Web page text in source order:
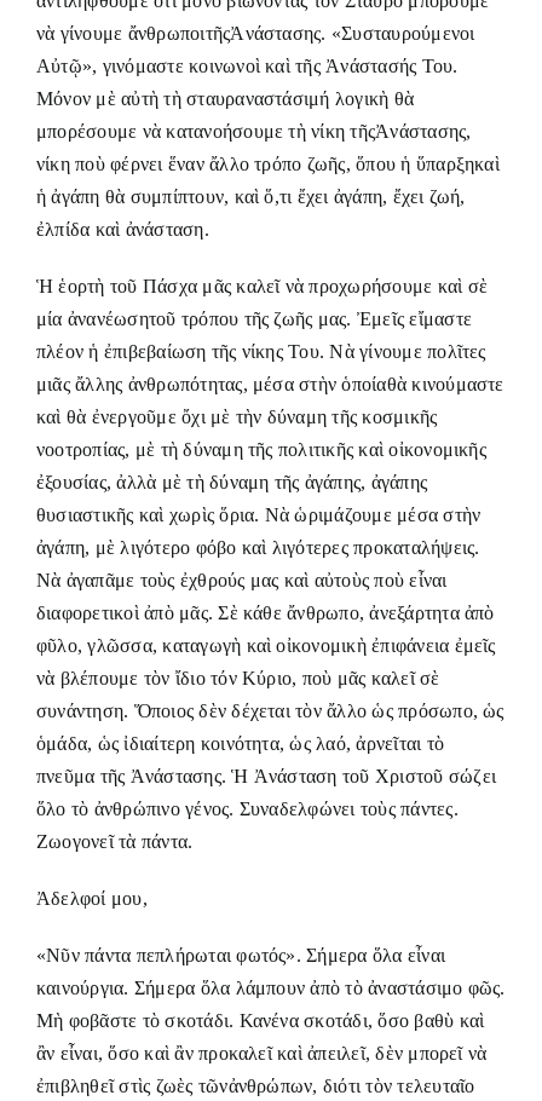
νὰ γίνουμε ἄνθρωποιτῆςἈνάστασης. «Συσταυρούμενοι
Αὐτῷ», γινόμαστε κοινωνοὶ καὶ τῆς Ἀνάστασής Του.
Μόνον μὲ αὐτὴ τὴ σταυραναστάσιμή λογικὴ θὰ
μπορέσουμε νὰ κατανοήσουμε τὴ νίκη τῆςἈνάστασης,
νίκη ποὺ φέρνει ἕναν ἄλλο τρόπο ζωῆς, ὅπου ἡ ὕπαρξηκαὶ
ἡ ἀγάπη θὰ συμπίπτουν, καὶ ὅ,τι ἔχει ἀγάπη, ἔχει ζωή,
ἐλπίδα καὶ ἀνάσταση.
Ἡ ἑορτὴ τοῦ Πάσχα μᾶς καλεῖ νὰ προχωρήσουμε καὶ σὲ
μία ἀνανέωσητοῦ τρόπου τῆς ζωῆς μας. Ἐμεῖς εἴμαστε
πλέον ἡ ἐπιβεβαίωση τῆς νίκης Του. Νὰ γίνουμε πολῖτες
μιᾶς ἄλλης ἀνθρωπότητας, μέσα στὴν ὁποίαθὰ κινούμαστε
καὶ θὰ ἐνεργοῦμε ὄχι μὲ τὴν δύναμη τῆς κοσμικῆς
νοοτροπίας, μὲ τὴ δύναμη τῆς πολιτικῆς καὶ οἰκονομικῆς
ἐξουσίας, ἀλλὰ μὲ τὴ δύναμη τῆς ἀγάπης, ἀγάπης
θυσιαστικῆς καὶ χωρὶς ὅρια. Νὰ ὡριμάζουμε μέσα στὴν
ἀγάπη, μὲ λιγότερο φόβο καὶ λιγότερες προκαταλήψεις.
Νὰ ἀγαπᾶμε τοὺς ἐχθρούς μας καὶ αὐτοὺς ποὺ εἶναι
διαφορετικοὶ ἀπὸ μᾶς. Σὲ κάθε ἄνθρωπο, ἀνεξάρτητα ἀπὸ
φῦλο, γλῶσσα, καταγωγὴ καὶ οἰκονομικὴ ἐπιφάνεια ἐμεῖς
νὰ βλέπουμε τὸν ἴδιο τόν Κύριο, ποὺ μᾶς καλεῖ σὲ
συνάντηση. Ὅποιος δὲν δέχεται τὸν ἄλλο ὡς πρόσωπο, ὡς
ὁμάδα, ὡς ἰδιαίτερη κοινότητα, ὡς λαό, ἀρνεῖται τὸ
πνεῦμα τῆς Ἀνάστασης. Ἡ Ἀνάσταση τοῦ Χριστοῦ σώζει
ὅλο τὸ ἀνθρώπινο γένος. Συναδελφώνει τοὺς πάντες.
Ζωογονεῖ τὰ πάντα.
Ἀδελφοί μου,
«Νῦν πάντα πεπλήρωται φωτός». Σήμερα ὅλα εἶναι
καινούργια. Σήμερα ὅλα λάμπουν ἀπὸ τὸ ἀναστάσιμο φῶς.
Μὴ φοβᾶστε τὸ σκοτάδι. Κανένα σκοτάδι, ὅσο βαθὺ καὶ
ἂν εἶναι, ὅσο καὶ ἂν προκαλεῖ καὶ ἀπειλεῖ, δὲν μπορεῖ νὰ
ἐπιβληθεῖ στὶς ζωὲς τῶνἀνθρώπων, διότι τὸν τελευταῖο